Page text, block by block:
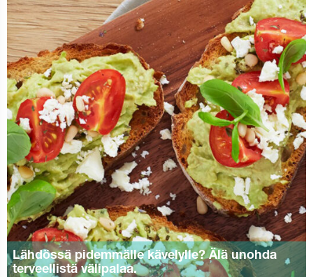
Lähdössä pidemmälle kävelylle? Älä unohda
terveellistä välipalaa.